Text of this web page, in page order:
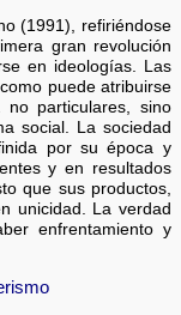
(1991), refiriéndose
gran revolución
en ideologías. Las
puede atribuirse
particulares, sino
social. La sociedad
por su época y
y en resultados
que sus productos,
unicidad. La verdad
enfrentamiento y